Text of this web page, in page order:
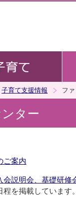
子育て支援情報 フ
ター
ご案内
説明会、基礎研修
程を掲載しています